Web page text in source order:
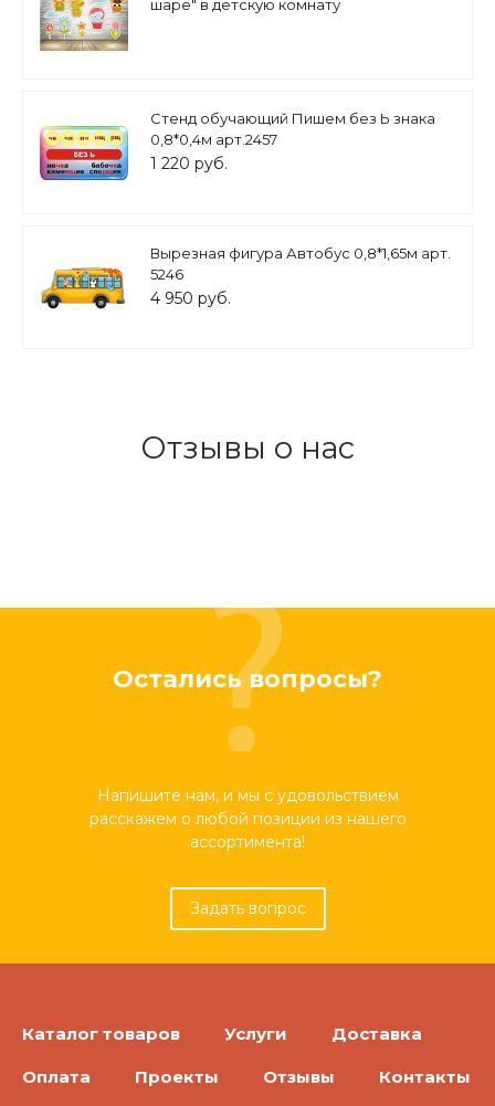
шаре" в детскую комнату
Стенд обучающий Пишем без Ь знака
0,8*0,4м арт.2457
1 220 руб.
Вырезная фигура Автобус 0,8*1,65м арт.
5246
4 950 руб.
Отзывы о нас
Остались вопросы?
Напишите нам, и мы с удовольствием
расскажем о любой позиции из нашего
ассортимента!
Задать вопрос
Каталог товаров Услуги Доставка
Оплата Проекты Отзывы Контакты